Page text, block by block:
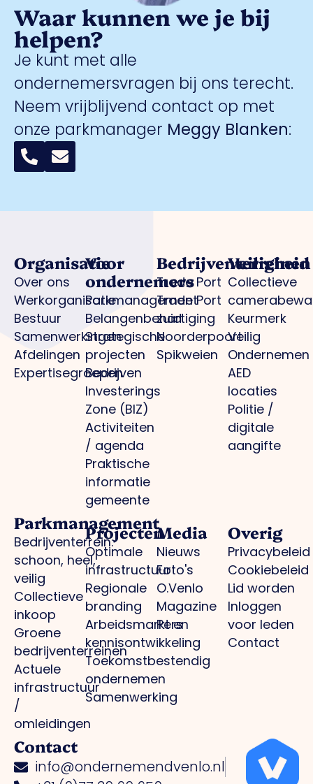
Waar kunnen we je bij
helpen?
Je kunt met alle
ondernemersvragen bij ons terecht.
Neem vrijblijvend contact op met
onze parkmanager Meggy Blanken:
Organisatie
Over ons
Werkorganisatie
Bestuur
Samenwerkingen
Afdelingen
Expertisegroepen
Voor
ondernemers
Parkmanagement
Belangenbehartiging
Strategische
projecten
Bedrijven
Investerings
Zone (BIZ)
Activiteiten
/ agenda
Praktische
informatie
gemeente
Bedrijventerreinen
Trade Port
Trade Port
zuid
Noorderpoort
Spikweien
Veiligheid
Collectieve
Keurmerk
Veilig
Ondernemen
AED
locaties
Politie /
digitale
aangifte
Parkmanagement
Bedrijventerrein:
schoon, heel,
veilig
Collectieve
inkoop
Groene
bedrijventerreinen
Actuele
infrastructuur
/
omleidingen
Projecten
Optimale
infrastructuur
Regionale
branding
Arbeidsmarkt en
kennisontwikkeling
Toekomstbestendig
ondernemen
Samenwerking
Media
Nieuws
Foto's
O.Venlo
Magazine
Pers
Overig
Privacybeleid
Cookiebeleid
Lid worden
Inloggen
voor leden
Contact
Contact
info@ondernemendvenlo.nl